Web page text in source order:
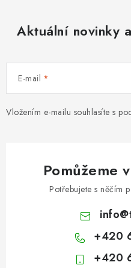
Aktuální novinky
E-mail
Vložením e-mailu souhlasíte s
Pomůžeme
Potřebujete s něčím
info@
+420
+420